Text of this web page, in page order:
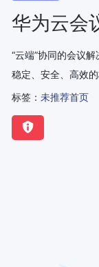
华为云会
“云端”协同的会议
稳定、安全、高效
标签： 未推荐首页